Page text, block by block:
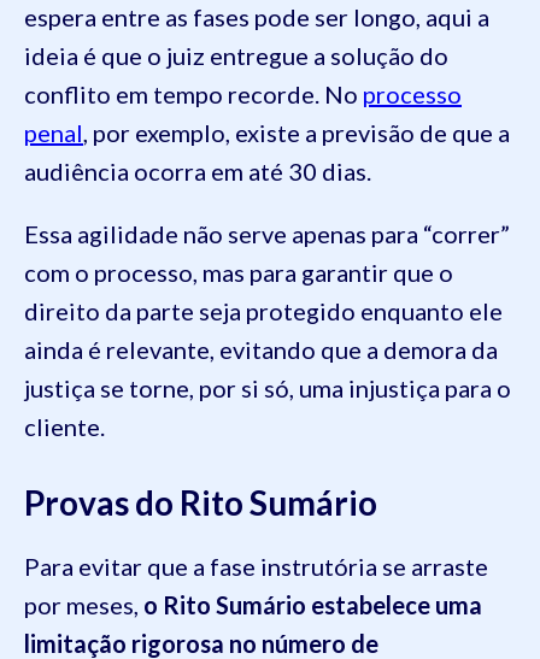
espera entre as fases pode ser longo, aqui a
ideia é que o juiz entregue a solução do
conflito em tempo recorde. No processo
penal, por exemplo, existe a previsão de que a
audiência ocorra em até 30 dias.
Essa agilidade não serve apenas para “correr”
com o processo, mas para garantir que o
direito da parte seja protegido enquanto ele
ainda é relevante, evitando que a demora da
justiça se torne, por si só, uma injustiça para o
cliente.
Provas do Rito Sumário
Para evitar que a fase instrutória se arraste
por meses, o Rito Sumário estabelece uma
limitação rigorosa no número de